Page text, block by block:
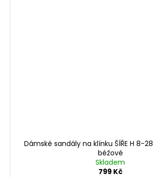
Dámské sandály na klínku ŠÍŘE H 8-
béžové
Skladem
799 Kč